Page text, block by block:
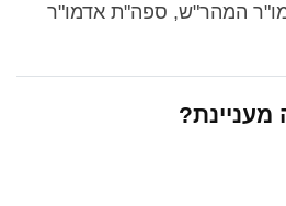
המהר"ש, ספה"ת אדמו"ר